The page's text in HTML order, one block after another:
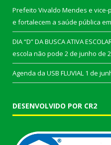
Prefeito Vivaldo Mendes e vice-
e fortalecem a saúde pública
DIA “D” DA BUSCA ATIVA
escola não pode 2 de junho de
Agenda da USB FLUVIAL 1 de
DESENVOLVIDO POR CR2